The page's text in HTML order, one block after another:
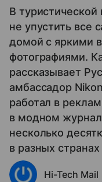
В туристической
не упустить все
домой с яркими
фотографиями.
рассказывает
амбассадор
работал в
в модном
несколько
в разных
Hi-Tech Mail